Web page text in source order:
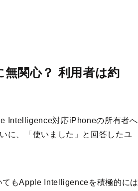
関心？ 利用者は約
Intelligence対応iPhoneの所有者へ
に、「使いました」と回答したユ
てもApple Intelligenceを積極的には